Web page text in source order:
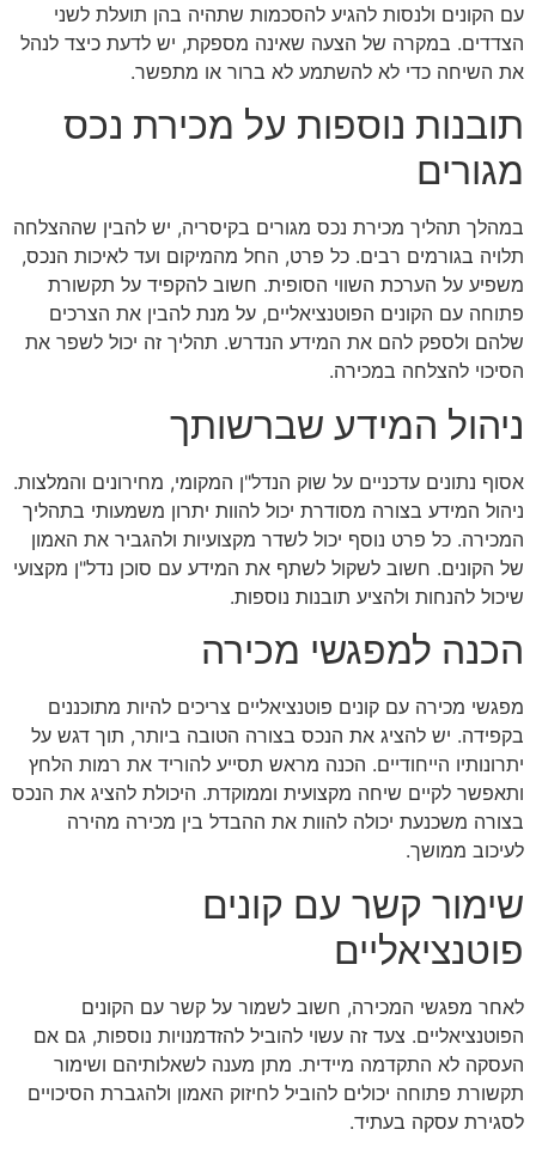
עם הקונים ולנסות להגיע להסכמות שתהיה בהן תועלת לשני
הצדדים. במקרה של הצעה שאינה מספקת, יש לדעת כיצד לנהל
את השיחה כדי לא להשתמע לא ברור או מתפשר.
תובנות נוספות על מכירת נכס
מגורים
במהלך תהליך מכירת נכס מגורים בקיסריה, יש להבין שההצלחה
תלויה בגורמים רבים. כל פרט, החל מהמיקום ועד לאיכות הנכס,
משפיע על הערכת השווי הסופית. חשוב להקפיד על תקשורת
פתוחה עם הקונים הפוטנציאליים, על מנת להבין את הצרכים
שלהם ולספק להם את המידע הנדרש. תהליך זה יכול לשפר את
הסיכוי להצלחה במכירה.
ניהול המידע שברשותך
אסוף נתונים עדכניים על שוק הנדל"ן המקומי, מחירונים והמלצות.
ניהול המידע בצורה מסודרת יכול להוות יתרון משמעותי בתהליך
המכירה. כל פרט נוסף יכול לשדר מקצועיות ולהגביר את האמון
של הקונים. חשוב לשקול לשתף את המידע עם סוכן נדל"ן מקצועי
שיכול להנחות ולהציע תובנות נוספות.
הכנה למפגשי מכירה
מפגשי מכירה עם קונים פוטנציאליים צריכים להיות מתוכננים
בקפידה. יש להציג את הנכס בצורה הטובה ביותר, תוך דגש על
יתרונותיו הייחודיים. הכנה מראש תסייע להוריד את רמות הלחץ
ותאפשר לקיים שיחה מקצועית וממוקדת. היכולת להציג את הנכס
בצורה משכנעת יכולה להוות את ההבדל בין מכירה מהירה
לעיכוב ממושך.
שימור קשר עם קונים
פוטנציאליים
לאחר מפגשי המכירה, חשוב לשמור על קשר עם הקונים
הפוטנציאליים. צעד זה עשוי להוביל להזדמנויות נוספות, גם אם
העסקה לא התקדמה מיידית. מתן מענה לשאלותיהם ושימור
תקשורת פתוחה יכולים להוביל לחיזוק האמון ולהגברת הסיכויים
לסגירת עסקה בעתיד.